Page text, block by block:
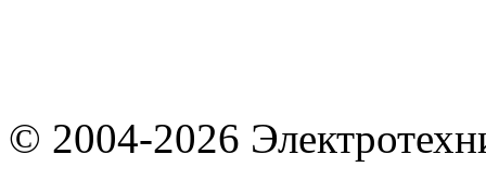
© 2004-2026